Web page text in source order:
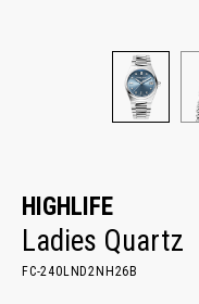
HIGHLIFE
Ladies Quartz
FC-240LND2NH26B